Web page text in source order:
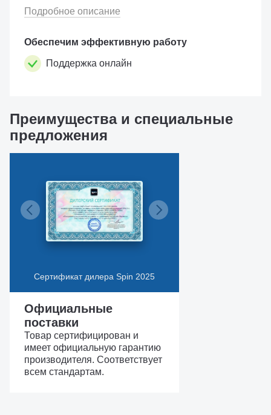
Подробное описание
Обеспечим эффективную работу
Поддержка онлайн
Преимущества и специальные
предложения
Сертификат дилера Spin 2025
Официальные
поставки
Товар сертифицирован и
имеет официальную гарантию
производителя. Соответствует
всем стандартам.